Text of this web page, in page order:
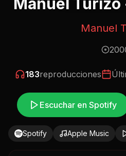
Manuel
183reproducciones
Escuchar en Spotify
Spotify Apple Music